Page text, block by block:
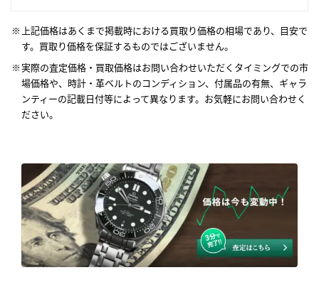
上記価格はあくまで掲載時における買取り価格の相場であり、目安で
す。買取り価格を保証するものではございません。
実際の査定価格・買取価格はお問い合わせいただくタイミングでの市
場価格や、時計・革ベルトのコンディション、付属品の有無、ギャラ
ンティーの記載日付等によって異なります。お気軽にお問い合わせく
ださい。